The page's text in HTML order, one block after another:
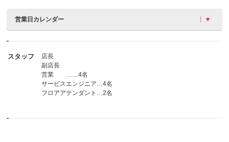
営業日カレンダー
スタッフ
店長
副店長
営業 ……4名
サービスエンジニア…4名
フロアアテンダント…2名